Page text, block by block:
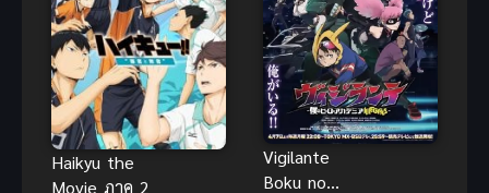
Haikyu the
Movie ภาค 2
Vigilante
Boku no